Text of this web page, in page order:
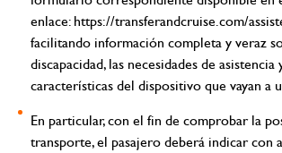
enlace: https://transferandcruise.com/
facilitando información completa y veraz
discapacidad, las necesidades de asistencia
características del dispositivo que vayan a
En particular, con el fin de comprobar la
transporte, el pasajero deberá indicar con